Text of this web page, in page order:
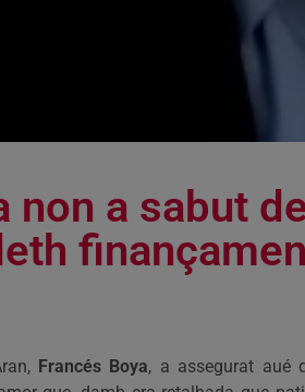
non a sabut
Francés Boya, a assegurat aué